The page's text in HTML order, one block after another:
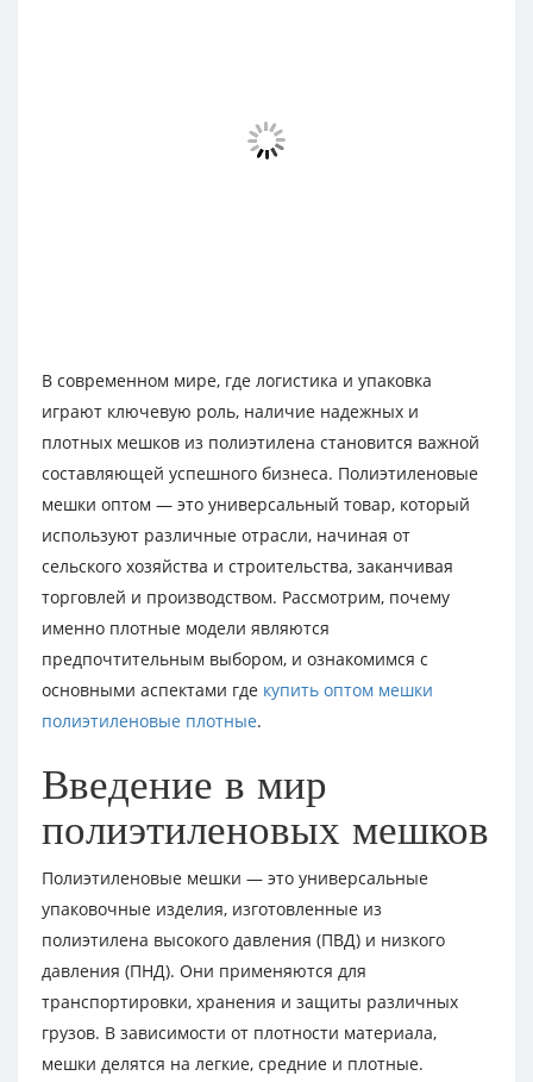
В современном мире, где логистика и упаковка
играют ключевую роль, наличие надежных и
плотных мешков из полиэтилена становится важной
составляющей успешного бизнеса. Полиэтиленовые
мешки оптом — это универсальный товар, который
используют различные отрасли, начиная от
сельского хозяйства и строительства, заканчивая
торговлей и производством. Рассмотрим, почему
именно плотные модели являются
предпочтительным выбором, и ознакомимся с
основными аспектами где купить оптом мешки
полиэтиленовые плотные.
Введение в мир
полиэтиленовых мешков
Полиэтиленовые мешки — это универсальные
упаковочные изделия, изготовленные из
полиэтилена высокого давления (ПВД) и низкого
давления (ПНД). Они применяются для
транспортировки, хранения и защиты различных
грузов. В зависимости от плотности материала,
мешки делятся на легкие, средние и плотные.